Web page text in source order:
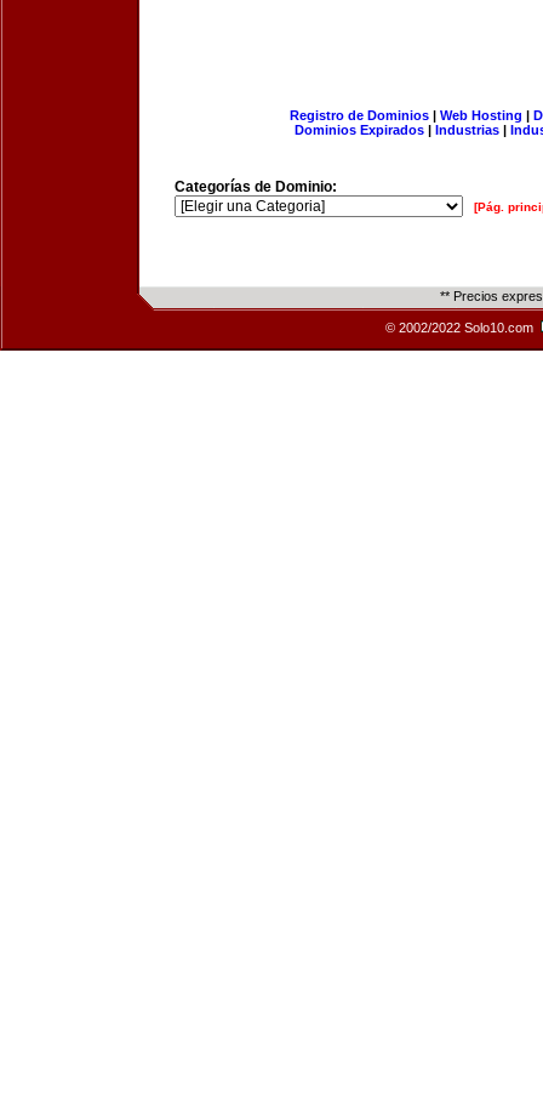
Registro de Dominios| Web Hosting |
Dominios Expirados | Industrias |
Categorías de Dominio:
[Pág.
** Precios
© 2002/2022 Solo10.com